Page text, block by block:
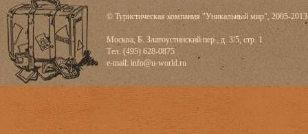
© Туристическая компания "Уникальный мир", 2005-2013
Москва, Б. Златоустинский пер., д. 3/5, стр. 1
Тел. (495) 628-0875
e-mail: info@u-world.ru